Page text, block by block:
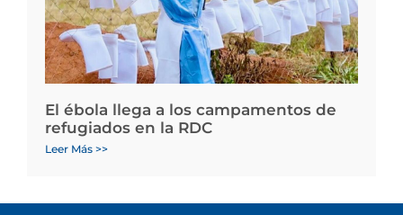
El ébola llega a los campamentos de
refugiados en la RDC
Leer Más >>